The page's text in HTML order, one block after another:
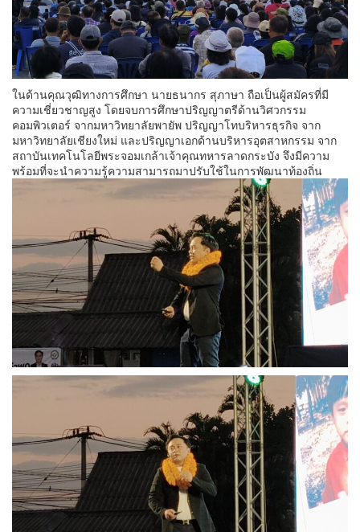
ในด้านคุณวุฒิทางการศึกษา นายธนากร สุภาษา ถือเป็นผู้สมัครที่มี
ความเชี่ยวชาญสูง โดยจบการศึกษาปริญญาตรีด้านวิศวกรรม
คอมพิวเตอร์ จากมหาวิทยาลัยพายัพ ปริญญาโทบริหารธุรกิจ จาก
มหาวิทยาลัยเชียงใหม่ และปริญญาเอกด้านบริหารอุตสาหกรรม จาก
สถาบันเทคโนโลยีพระจอมเกล้าเจ้าคุณทหารลาดกระบัง จึงมีความ
พร้อมที่จะนำความรู้ความสามารถมาปรับใช้ในการพัฒนาท้องถิ่น